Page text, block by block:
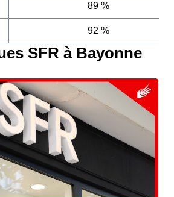
89 %
92 %
SFR à Bayonne